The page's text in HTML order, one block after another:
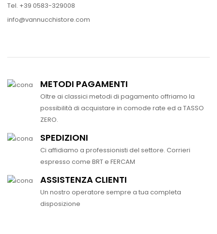
Tel. +39 0583-329008
info@vannucchistore.com
METODI PAGAMENTI
Oltre ai classici metodi di pagamento offriamo la
possibilità di acquistare in comode rate ed a TASSO
ZERO.
SPEDIZIONI
Ci affidiamo a professionisti del settore. Corrieri
espresso come BRT e FERCAM
ASSISTENZA CLIENTI
Un nostro operatore sempre a tua completa
disposizione